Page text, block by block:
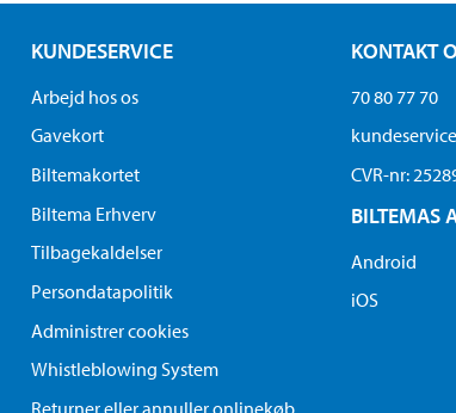
KUNDESERVICE
Arbejd hos os
Gavekort
Biltemakortet
Biltema Erhverv
Tilbagekaldelser
Persondatapolitik
Administrer cookies
Whistleblowing System
KONTAKT
70 80 77 70
CVR-nr:
BILTEMAS
Android
iOS